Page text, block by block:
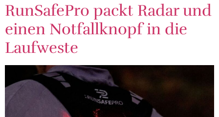
RunSafePro packt Radar und
einen Notfallknopf in die
Laufweste